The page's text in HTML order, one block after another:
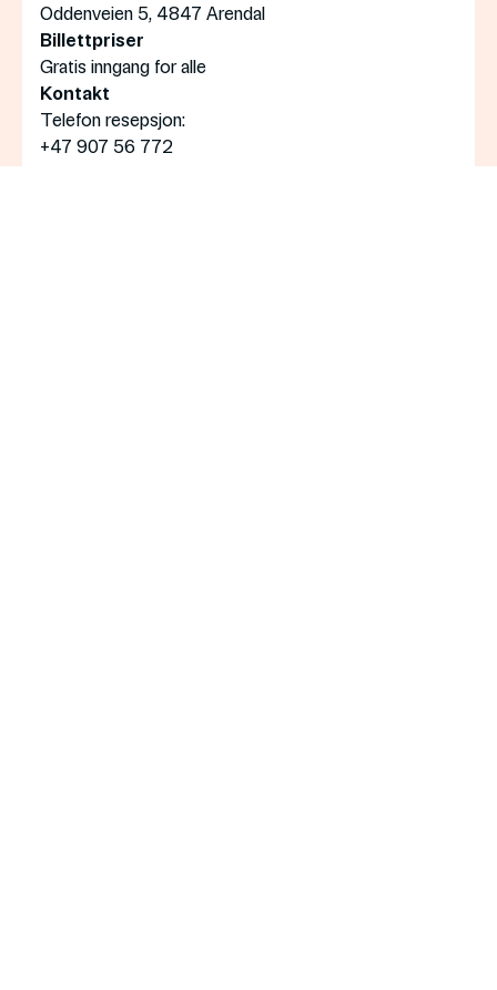
Oddenveien 5, 4847 Arendal
Billettpriser
Gratis inngang for alle
Kontakt
Telefon resepsjon:
+47 907 56 772